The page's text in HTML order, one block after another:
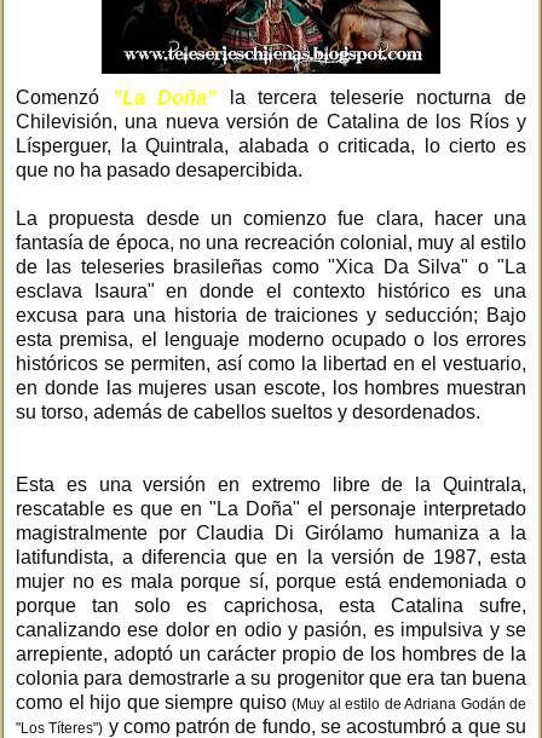
Comenzó "La Doña" la tercera teleserie nocturna de
Chilevisión, una nueva versión de Catalina de los Ríos y
Lísperguer, la Quintrala, alabada o criticada, lo cierto es
que no ha pasado desapercibida.
La propuesta desde un comienzo fue clara, hacer una
fantasía de época, no una recreación colonial, muy al estilo
de las teleseries brasileñas como "Xica Da Silva" o "La
esclava Isaura" en donde el contexto histórico es una
excusa para una historia de traiciones y seducción; Bajo
esta premisa, el lenguaje moderno ocupado o los errores
históricos se permiten, así como la libertad en el vestuario,
en donde las mujeres usan escote, los hombres muestran
su torso, además de cabellos sueltos y desordenados.
Esta es una versión en extremo libre de la Quintrala,
rescatable es que en "La Doña" el personaje interpretado
magistralmente por Claudia Di Girólamo humaniza a la
latifundista, a diferencia que en la versión de 1987, esta
mujer no es mala porque sí, porque está endemoniada o
porque tan solo es caprichosa, esta Catalina sufre,
canalizando ese dolor en odio y pasión, es impulsiva y se
arrepiente, adoptó un carácter propio de los hombres de la
colonia para demostrarle a su progenitor que era tan buena
como el hijo que siempre quiso (Muy al estilo de Adriana Godán de
"Los Títeres") y como patrón de fundo, se acostumbró a que su